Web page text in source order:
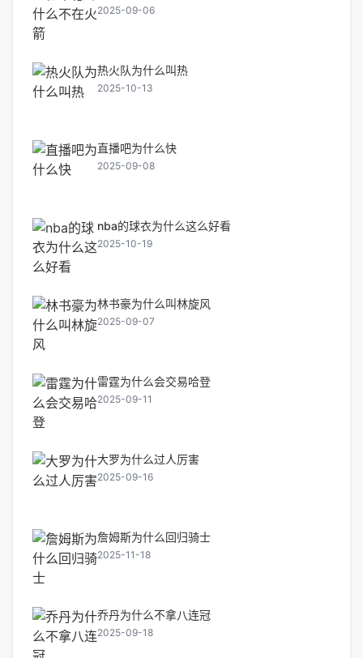
2025-09-06
热火队为什么叫热
2025-10-13
直播吧为什么快
2025-09-08
nba的球衣为什么这么好看
2025-10-19
林书豪为什么叫林旋风
2025-09-07
雷霆为什么会交易哈登
2025-09-11
大罗为什么过人厉害
2025-09-16
詹姆斯为什么回归骑士
2025-11-18
乔丹为什么不拿八连冠
2025-09-18